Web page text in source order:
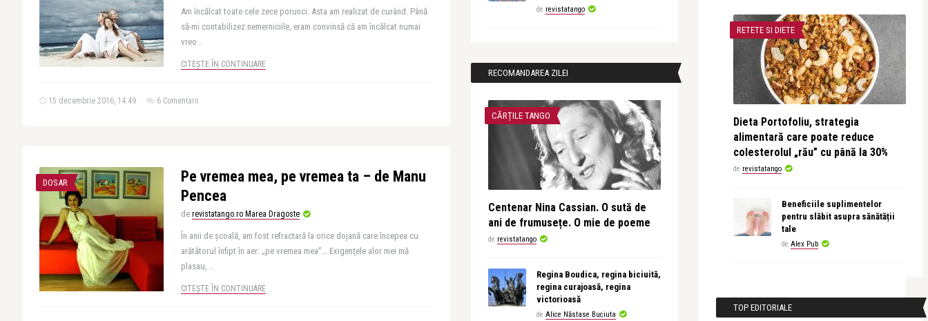
Am încălcat toate cele zece porunci. Asta am realizat de curând. Până
să-mi contabilizez nemerniciile, eram convinsă că am încălcat numai
vreo ..
CITEȘTE ÎN CONTINUARE
15 decembrie 2016, 14:49 6 Comentarii
DOSAR
Pe vremea mea, pe vremea ta – de Manu
Pencea
de revistatango.ro Marea Dragoste
În anii de şcoală, am fost refractară la orice dojană care începea cu
arătătorul înfipt în aer: „pe vremea mea”… Exigenţele alor mei mă
plasau, ..
CITEȘTE ÎN CONTINUARE
de revistatango
RECOMANDAREA ZILEI
CĂRȚILE TANGO
Centenar Nina Cassian. O sută de
ani de frumusețe. O mie de poeme
de revistatango
Regina Boudica, regina biciuită,
regina curajoasă, regina
victorioasă
de Alice Năstase Buciuta
RETETE SI DIETE
Dieta Portofoliu, strategia
alimentară care poate reduce
colesterolul „rău” cu până la 30%
de revistatango
Beneficiile suplimentelor
pentru slăbit asupra sănătății
tale
de Alex Pub
TOP EDITORIALE